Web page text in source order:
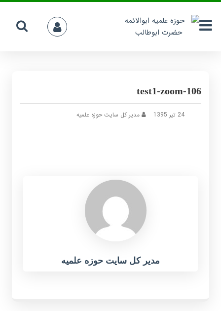
test1-zoom-106
24 تیر 1395 مدیر کل سایت حوزه علمیه
مدیر کل سایت حوزه علمیه